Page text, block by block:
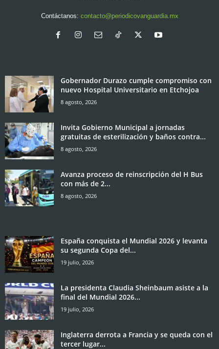
Contáctanos: contacto@periodicovanguardia.mx
Gobernador Durazo cumple compromiso con
nuevo Hospital Universitario en Etchojoa
8 agosto, 2026
Invita Gobierno Municipal a jornadas
gratuitas de esterilización y baños contra...
8 agosto, 2026
Avanza proceso de reinscripción del H Bus
con más de 2...
8 agosto, 2026
España conquista el Mundial 2026 y levanta
su segunda Copa del...
19 julio, 2026
La presidenta Claudia Sheinbaum asiste a la
final del Mundial 2026...
19 julio, 2026
Inglaterra derrota a Francia y se queda con el
tercer lugar...